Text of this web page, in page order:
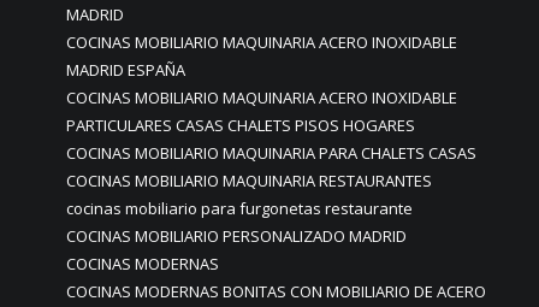
MADRID
COCINAS MOBILIARIO MAQUINARIA ACERO INOXIDABLE
MADRID ESPAÑA
COCINAS MOBILIARIO MAQUINARIA ACERO INOXIDABLE
PARTICULARES CASAS CHALETS PISOS HOGARES
COCINAS MOBILIARIO MAQUINARIA PARA CHALETS CASAS
COCINAS MOBILIARIO MAQUINARIA RESTAURANTES
cocinas mobiliario para furgonetas restaurante
COCINAS MOBILIARIO PERSONALIZADO MADRID
COCINAS MODERNAS
COCINAS MODERNAS BONITAS CON MOBILIARIO DE ACERO